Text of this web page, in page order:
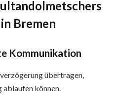
Bremen
Kommunikation
übertragen,
können.